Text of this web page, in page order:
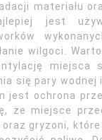
materiału
jest
wilgoci.
miejsca
się pary wodnej
jest ochrona
że miejsce
gryzoni,